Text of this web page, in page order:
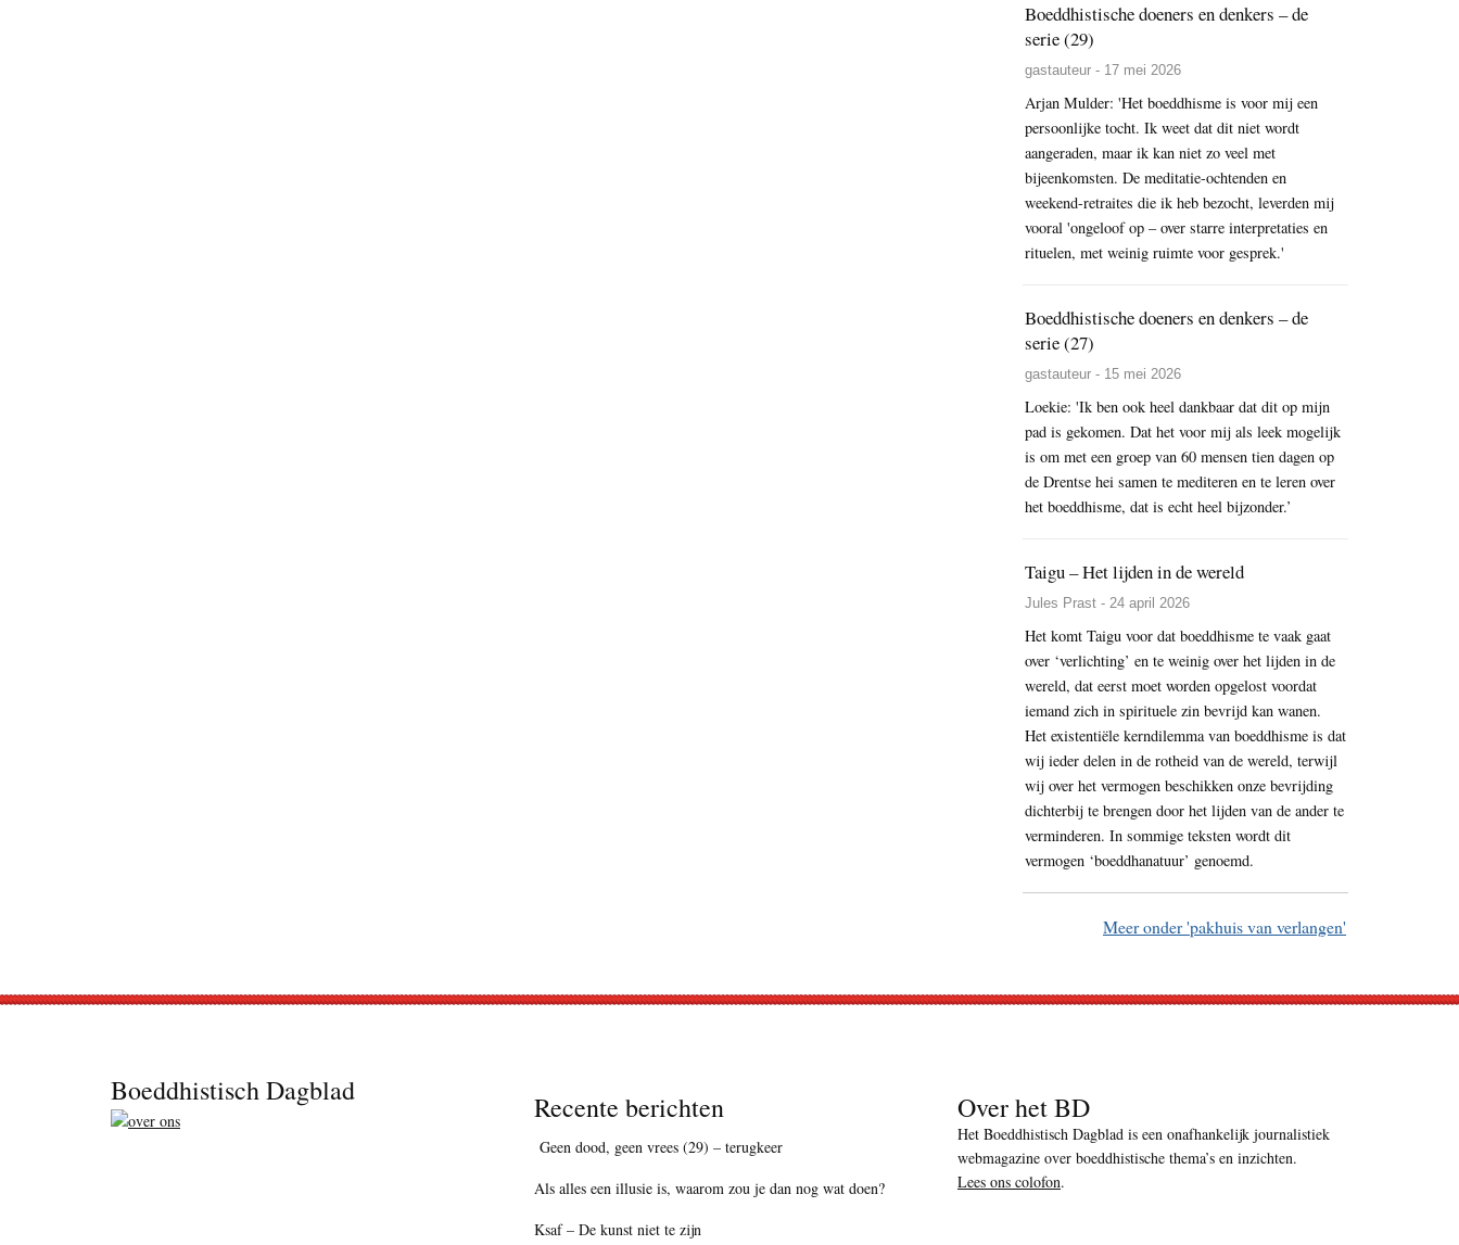
Boeddhistische doeners en denkers – de
serie (29)
gastauteur - 17 mei 2026
Arjan Mulder: 'Het boeddhisme is voor mij een
persoonlijke tocht. Ik weet dat dit niet wordt
aangeraden, maar ik kan niet zo veel met
bijeenkomsten. De meditatie-ochtenden en
weekend-retraites die ik heb bezocht, leverden mij
vooral 'ongeloof op – over starre interpretaties en
rituelen, met weinig ruimte voor gesprek.'
Boeddhistische doeners en denkers – de
serie (27)
gastauteur - 15 mei 2026
Loekie: 'Ik ben ook heel dankbaar dat dit op mijn
pad is gekomen. Dat het voor mij als leek mogelijk
is om met een groep van 60 mensen tien dagen op
de Drentse hei samen te mediteren en te leren over
het boeddhisme, dat is echt heel bijzonder.’
Taigu – Het lijden in de wereld
Jules Prast - 24 april 2026
Het komt Taigu voor dat boeddhisme te vaak gaat
over ‘verlichting’ en te weinig over het lijden in de
wereld, dat eerst moet worden opgelost voordat
iemand zich in spirituele zin bevrijd kan wanen.
Het existentiële kerndilemma van boeddhisme is dat
wij ieder delen in de rotheid van de wereld, terwijl
wij over het vermogen beschikken onze bevrijding
dichterbij te brengen door het lijden van de ander te
verminderen. In sommige teksten wordt dit
vermogen ‘boeddhanatuur’ genoemd.
Meer onder 'pakhuis van verlangen'
Boeddhistisch Dagblad Recente berichten
Geen dood, geen vrees (29) – terugkeer
Als alles een illusie is, waarom zou je dan nog wat doen?
Ksaf – De kunst niet te zijn
Over het BD
Het Boeddhistisch Dagblad is een onafhankelijk journalistiek
webmagazine over boeddhistische thema’s en inzichten.
Lees ons colofon.